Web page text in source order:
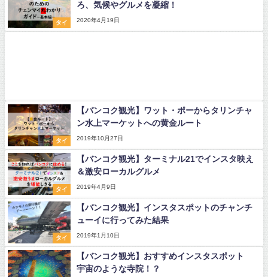
タイ
ろ、気候やグルメを凝縮！
2020年4月19日
タイ
【バンコク観光】ワット・ポーからタリンチャ
ン水上マーケットへの黄金ルート
2019年10月27日
タイ
【バンコク観光】ターミナル21でインスタ映え
＆激安ローカルグルメ
2019年4月9日
タイ
【バンコク観光】インスタスポットのチャンチ
ューイに行ってみた結果
2019年1月10日
【バンコク観光】おすすめインスタスポット
宇宙のような寺院！？